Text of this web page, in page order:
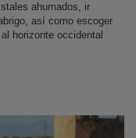
ahumados, ir
así como escoger
horizonte occidental